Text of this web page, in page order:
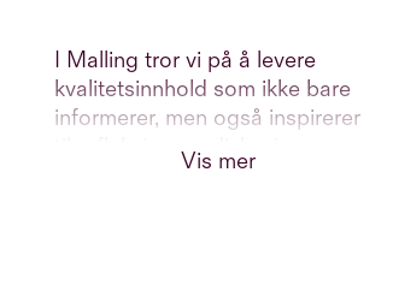
I Malling tror vi på å levere
kvalitetsinnhold som ikke bare
informerer, men også inspirerer
til refleksjon og diskusjon
innenfor eiendomsbransjen.
Vis mer